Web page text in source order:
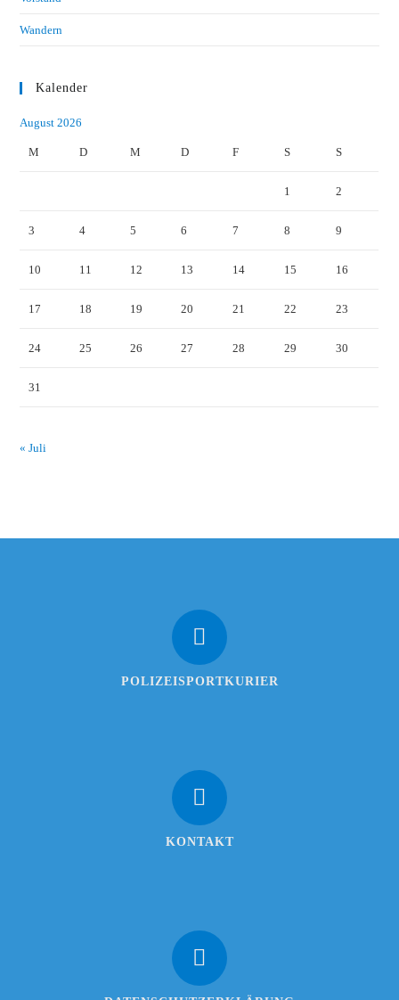
Wandern
Kalender
August 2026
M D M D F S S
1 2
3 4 5 6 7 8 9
10 11 12 13 14 15 16
17 18 19 20 21 22 23
24 25 26 27 28 29 30
31
« Juli
POLIZEISPORTKURIER
KONTAKT